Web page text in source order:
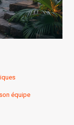
équipe